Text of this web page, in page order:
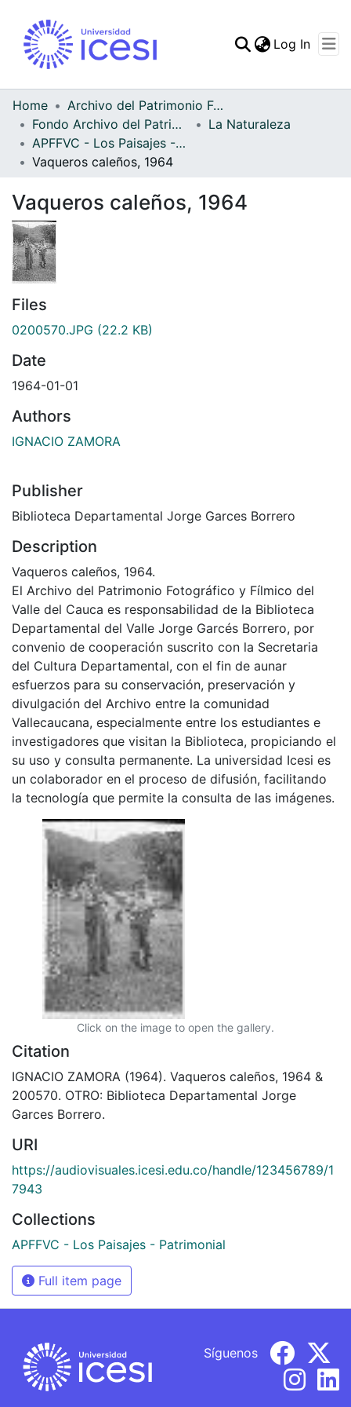
Statistics
Log In
Home
Archivo del Patrimonio Fotográfico y Fílmico del Valle del Cauca
Fondo Archivo del Patrimonio Fotográfico y Fílmico del Valle del Cauca
La Naturaleza
APFFVC - Los Paisajes - Patrimonial
Vaqueros caleños, 1964
Vaqueros caleños, 1964
Files
0200570.JPG (22.2 KB)
Date
1964-01-01
Authors
IGNACIO ZAMORA
Publisher
Biblioteca Departamental Jorge Garces Borrero
Description
Vaqueros caleños, 1964.
El Archivo del Patrimonio Fotográfico y Fílmico del
Valle del Cauca es responsabilidad de la Biblioteca
Departamental del Valle Jorge Garcés Borrero, por
convenio de cooperación suscrito con la Secretaria
del Cultura Departamental, con el fin de aunar
esfuerzos para su conservación, preservación y
divulgación del Archivo entre la comunidad
Vallecaucana, especialmente entre los estudiantes e
investigadores que visitan la Biblioteca, propiciando el
su uso y consulta permanente. La universidad Icesi es
un colaborador en el proceso de difusión, facilitando
la tecnología que permite la consulta de las imágenes.
Click on the image to open the gallery.
Citation
IGNACIO ZAMORA (1964). Vaqueros caleños, 1964 &
200570. OTRO: Biblioteca Departamental Jorge
Garces Borrero.
URI
https://audiovisuales.icesi.edu.co/handle/123456789/1
7943
Collections
APFFVC - Los Paisajes - Patrimonial
Full item page
Síguenos